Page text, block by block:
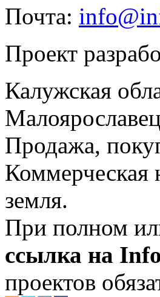
Почта:
Проект
Калужская
Продажа,
Коммерческая
земля.
При полном
ссылка на
проектов